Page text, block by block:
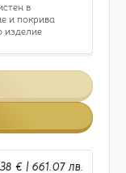
в
и покрива
изделие
€ | 661.07 лв.